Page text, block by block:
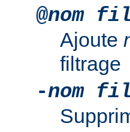
@nom
Ajoute
filtrage
-nom